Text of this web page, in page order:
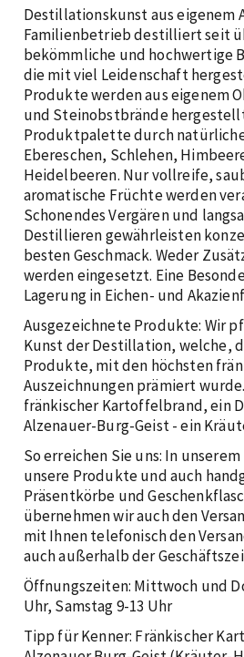
Destillationskunst aus eigenem
Familienbetrieb destilliert seit
bekömmliche und hochwertige
die mit viel Leidenschaft
Produkte werden aus eigenem
und Steinobstbrände
Produktpalette durch
Ebereschen, Schlehen,
Heidelbeeren. Nur vollreife,
aromatische Früchte werden
Schonendes Vergären und
Destillieren gewährleisten
besten Geschmack. Weder
werden eingesetzt. Eine
Lagerung in Eichen- und
Ausgezeichnete Produkte: Wir
Kunst der Destillation, welche,
Produkte, mit den höchsten
Auszeichnungen prämiert
fränkischer Kartoffelbrand, ein
Alzenauer-Burg-Geist - ein
So erreichen Sie uns: In
unsere Produkte und auch
Präsentkörbe und
übernehmen wir auch den
mit Ihnen telefonisch den
auch außerhalb der
Öffnungszeiten: Mittwoch und
Uhr, Samstag 9-13 Uhr
Tipp für Kenner: Fränkischer